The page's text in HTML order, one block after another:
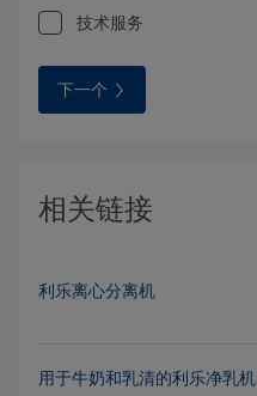
技术服务
下一个
相关链接
利乐离心分离机
用于牛奶和乳清的利乐净乳机